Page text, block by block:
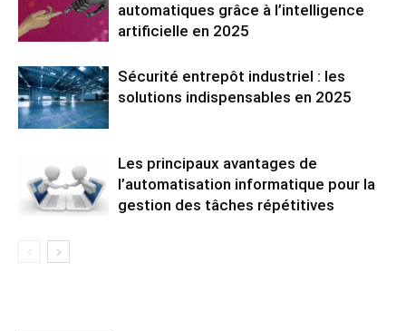
automatiques grâce à l’intelligence
artificielle en 2025
Sécurité entrepôt industriel : les
solutions indispensables en 2025
Les principaux avantages de
l’automatisation informatique pour la
gestion des tâches répétitives